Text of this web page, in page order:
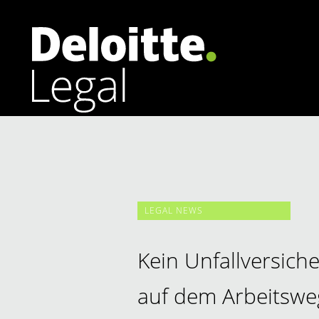
Datenschutzrecht | Cybersecurity
LEGAL NEWS
Kein
auf dem